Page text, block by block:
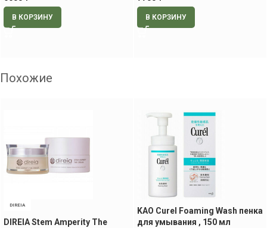
В КОРЗИНУ В КОРЗИНУ
Похожие
DIREIA
DIREIA Stem Amperity The
KAO Curel Foaming Wash пенка
для умывания , 150 мл